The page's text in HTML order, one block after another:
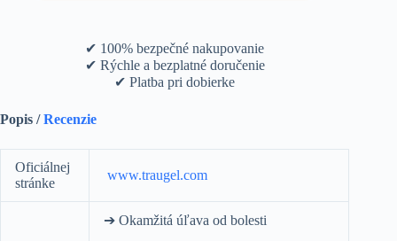
✔ 100% bezpečné nakupovanie
✔ Rýchle a bezplatné doručenie
✔ Platba pri dobierke
Popis /Recenzie
Оficiálnej
stránke
www.traugel.com
➔ Okamžitá úľava od bolesti